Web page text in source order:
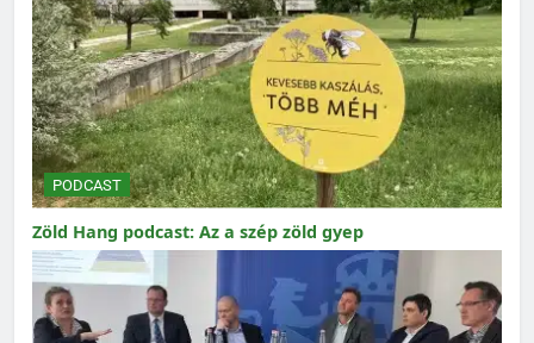
PODCAST
Zöld Hang podcast: Az a szép zöld gyep